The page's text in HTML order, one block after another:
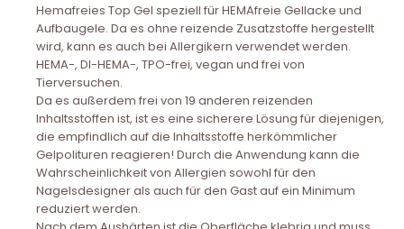
Hemafreies Top Gel speziell für HEMAfreie Gellacke und
Aufbaugele. Da es ohne reizende Zusatzstoffe hergestellt
wird, kann es auch bei Allergikern verwendet werden.
HEMA-, DI-HEMA-, TPO-frei, vegan und frei von
Tierversuchen.
Da es außerdem frei von 19 anderen reizenden
Inhaltsstoffen ist, ist es eine sicherere Lösung für diejenigen,
die empfindlich auf die Inhaltsstoffe herkömmlicher
Gelpolituren reagieren! Durch die Anwendung kann die
Wahrscheinlichkeit von Allergien sowohl für den
Nagelsdesigner als auch für den Gast auf ein Minimum
reduziert werden.